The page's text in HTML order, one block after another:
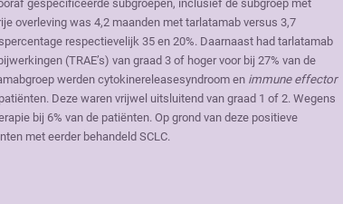
gespecificeerde subgroepen, inclusief de subgroep met
overleving was 4,2 maanden met tarlatamab versus 3,7
respectievelijk 35 en 20%. Daarnaast had tarlatamab
(TRAE’s) van graad 3 of hoger voor bij 27% van de
werden cytokinereleasesyndroom en immune effector
Deze waren vrijwel uitsluitend van graad 1 of 2. Wegens
bij 6% van de patiënten. Op grond van deze positieve
met eerder behandeld SCLC.